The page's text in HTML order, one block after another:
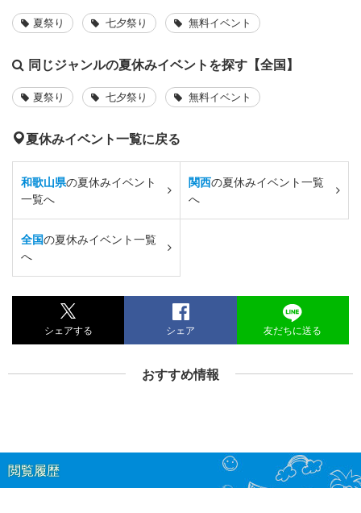
夏祭り 七夕祭り 無料イベント
同じジャンルの夏休みイベントを探す【全国】
夏祭り 七夕祭り 無料イベント
夏休みイベント一覧に戻る
和歌山県の夏休みイベント
一覧へ
関西の夏休みイベント一覧
へ
全国の夏休みイベント一覧
へ
シェアする シェア 友だちに送る
おすすめ情報
閲覧履歴